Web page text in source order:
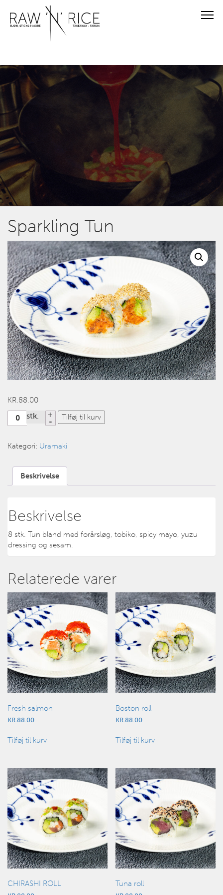
Sparkling Tun
KR.88.00
Antal
stk. Tilføj til kurv
Kategori: Uramaki
Beskrivelse
Beskrivelse
8 stk. Tun bland med forårsløg, tobiko, spicy mayo, yuzu
dressing og sesam.
Relaterede varer
Fresh salmon
KR.88.00
Tilføj til kurv
Boston roll
KR.88.00
Tilføj til kurv
CHIRASHI ROLL Tuna roll